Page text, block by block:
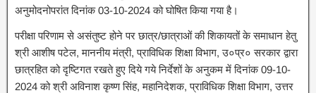
अनुमोदनोपरांत दिनांक 03-10-2024 को घोषित किया गया है।
परीक्षा परिणाम से असंतुष्ट होने पर छात्र/छात्राओं की शिकायतों के समाधान हेतु
श्री आशीष पटेल, माननीय मंत्री, प्राविधिक शिक्षा विभाग, उ०प्र० सरकार द्वारा
छात्रहित को दृष्टिगत रखते हुए दिये गये निर्देशों के अनुकम में दिनांक 09-10-
2024 को श्री अविनाश कृष्ण सिंह, महानिदेशक, प्राविधिक शिक्षा विभाग, उत्तर